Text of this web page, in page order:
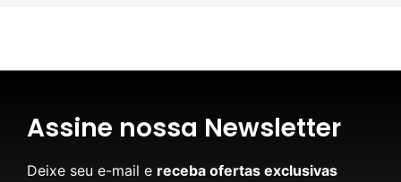
Assine nossa Newsletter
Deixe seu e-mail e receba ofertas exclusivas